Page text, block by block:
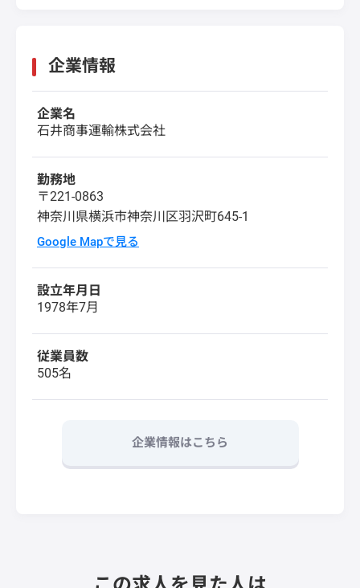
企業情報
企業名
石井商事運輸株式会社
勤務地
〒221-0863
神奈川県横浜市神奈川区羽沢町645-1
Google Mapで見る
設立年月日
1978年7月
従業員数
505名
企業情報はこちら